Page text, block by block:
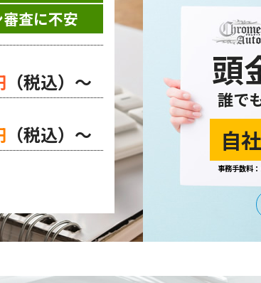
査に不安
（税込）～
（税込）～
頭
誰で
自
事務手数料